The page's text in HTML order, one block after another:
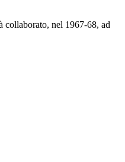
collaborato, nel 1967-68, ad